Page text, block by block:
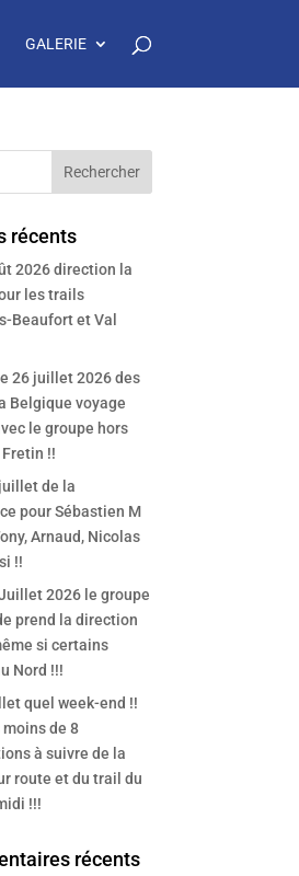
GALERIE
récents
2026 direction la
les trails
Beaufort et Val
26 juillet 2026 des
Belgique voyage
le groupe hors
!!
de la
pour Sébastien M
Arnaud, Nicolas
!!
2026 le groupe
prend la direction
si certains
Nord !!!
quel week-end !!
moins de 8
à suivre de la
route et du trail du
!!!
récents